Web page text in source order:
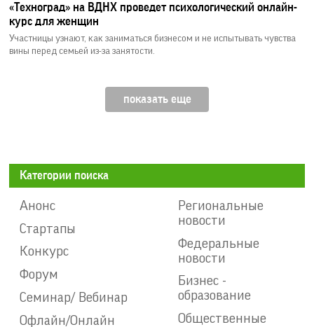
«Техноград» на ВДНХ проведет психологический онлайн-
курс для женщин
Участницы узнают, как заниматься бизнесом и не испытывать чувства
вины перед семьей из-за занятости.
показать еще
Категории поиска
Анонс
Стартапы
Конкурс
Форум
Семинар/ Вебинар
Офлайн/Онлайн
Региональные
новости
Федеральные
новости
Бизнес -
образование
Общественные